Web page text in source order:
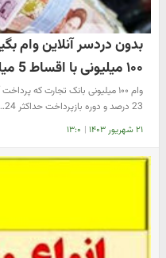
بدون دردسر آنلاین وام
۱۰۰ میلیونی با اقساط 5 میلیونی
وام ۱۰۰ میلیونی بانک تجارت که
23 درصد و دوره بازپرداخت حداکثر 24…
۲۱ شهریور ۱۴۰۳ | ۱۳:۰